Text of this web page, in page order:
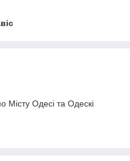
Місту Одесі та Одескі